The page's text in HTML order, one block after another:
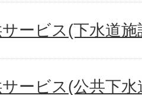
ービス(下水道
ービス(公共下